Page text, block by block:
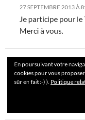
27 SEPTEMBRE 2013 À
Je participe pour le
Merci à vous.
Ange
27 SEPTEMBRE 2013 À
Merci pour ce
En poursuivant votre
cookies pour vous
sûr en fait :-) ). Politique